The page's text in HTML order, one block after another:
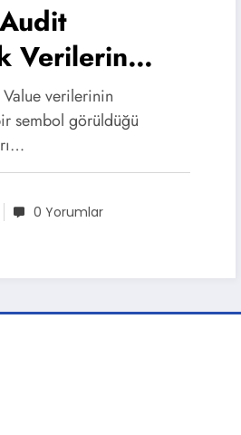
Verilerin
verilerinin
sembol görüldüğü
0 Yorumlar